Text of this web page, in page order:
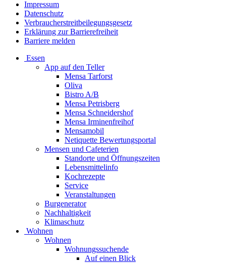
Impressum
Datenschutz
Verbraucherstreitbeilegungsgesetz
Erklärung zur Barrierefreiheit
Barriere melden
Essen
App auf den Teller
Mensa Tarforst
Oliva
Bistro A/B
Mensa Petrisberg
Mensa Schneidershof
Mensa Irminenfreihof
Mensamobil
Netiquette Bewertungsportal
Mensen und Cafeterien
Standorte und Öffnungszeiten
Lebensmittelinfo
Kochrezepte
Service
Veranstaltungen
Burgenerator
Nachhaltigkeit
Klimaschutz
Wohnen
Wohnen
Wohnungssuchende
Auf einen Blick